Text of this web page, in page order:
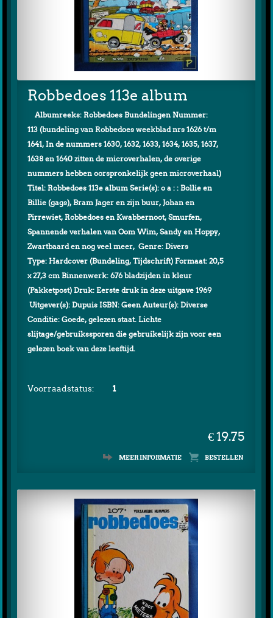
Robbedoes 113e album
€ 19.75
Albumreeks: Robbedoes Bundelingen Nummer:
113 (bundeling van Robbedoes weekblad nrs 1626 t/m
1641, In de nummers 1630, 1632, 1633, 1634, 1635, 1637,
1638 en 1640 zitten de microverhalen, de overige
nummers hebben oorspronkelijk geen microverhaal)
Titel: Robbedoes 113e album Serie(s): o a : : Bollie en
Billie (gags), Bram Jager en zijn buur, Johan en
Pirrewiet, Robbedoes en Kwabbernoot, Smurfen,
Spannende verhalen van Oom Wim, Sandy en Hoppy,
Zwartbaard en nog veel meer, Genre: Divers
Type: Hardcover (Bundeling, Tijdschrift) Formaat: 20,5
x 27,3 cm Binnenwerk: 676 bladzijden in kleur
(Pakketpost) Druk: Eerste druk in deze uitgave 1969
Uitgever(s): Dupuis ISBN: Geen Auteur(s): Diverse
Conditie: Goede, gelezen staat. Lichte
slijtage/gebruikssporen die gebruikelijk zijn voor een
gelezen boek van deze leeftijd.
Voorraadstatus: 1
MEER INFORMATIE